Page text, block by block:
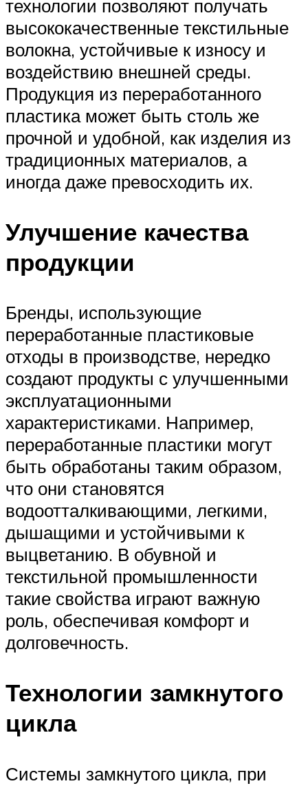
технологии позволяют получать
высококачественные текстильные
волокна, устойчивые к износу и
воздействию внешней среды.
Продукция из переработанного
пластика может быть столь же
прочной и удобной, как изделия из
традиционных материалов, а
иногда даже превосходить их.
Улучшение качества
продукции
Бренды, использующие
переработанные пластиковые
отходы в производстве, нередко
создают продукты с улучшенными
эксплуатационными
характеристиками. Например,
переработанные пластики могут
быть обработаны таким образом,
что они становятся
водоотталкивающими, легкими,
дышащими и устойчивыми к
выцветанию. В обувной и
текстильной промышленности
такие свойства играют важную
роль, обеспечивая комфорт и
долговечность.
Технологии замкнутого
цикла
Системы замкнутого цикла, при